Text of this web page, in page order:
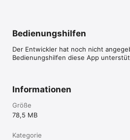
Bedienungshilfen
Der Entwickler hat noch nicht
Bedienungshilfen diese App
Informationen
Größe
78,5 MB
Kategorie